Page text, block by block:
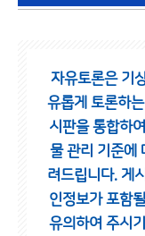
자유토론은 기
유롭게 토론하
시판을 통합하
물 관리 기준에
려드립니다. 게
인정보가 포함
유의하여 주시